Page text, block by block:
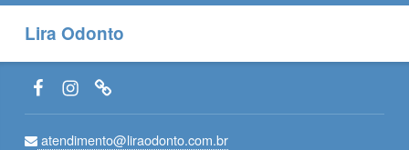
Lira Odonto
Facebook LiraOdonto
Instagram LiraOdonto
Site LiraOdonto
atendimento@liraodonto.com.br